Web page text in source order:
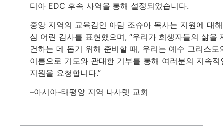
디아 EDC 후속 사역을 통해 설정되었습니다.
중앙 지역의 교육감인 아담 조슈아 목사는 지원에 대
심 어린 감사를 표현했으며, “우리가 희생자들의 삶을
건하는 데 돕기 위해 준비할 때, 우리는 예수 그리스도
이름으로 기도와 관대한 기부를 통해 여러분의 지속적
지원을 요청합니다.”
–아시아-태평양 지역 나사렛 교회